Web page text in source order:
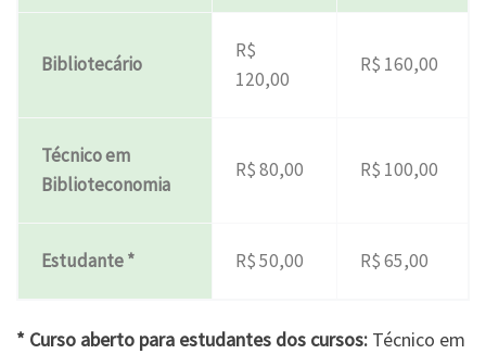
Bibliotecário
R$
120,00
R$ 160,00
Técnico em
Biblioteconomia
R$ 80,00 R$ 100,00
Estudante * R$ 50,00 R$ 65,00
* Curso aberto para estudantes dos cursos: Técnico em